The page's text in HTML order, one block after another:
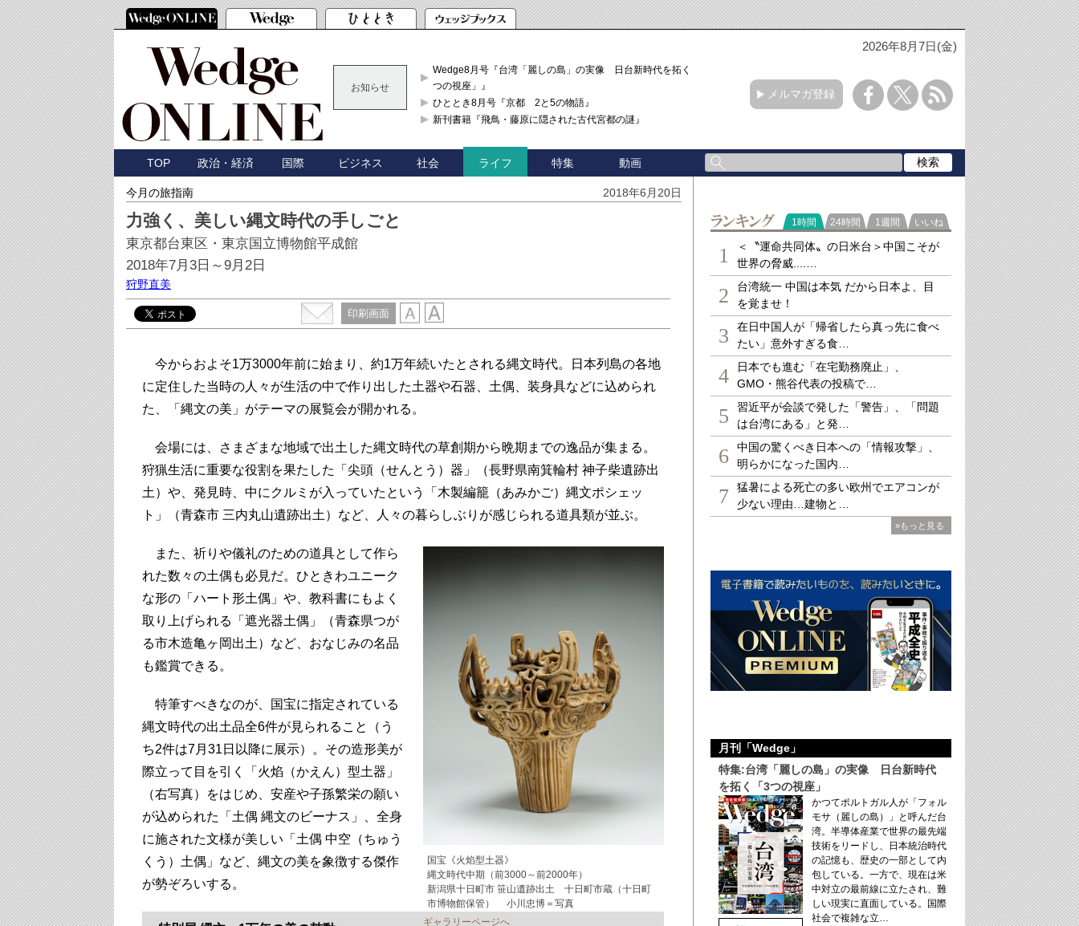
2026年8月7日(金)
お知らせ
Wedge8月号『台湾「麗しの島」の実像 日台新時代を拓く「3
つの視座」』
ひととき8月号『京都 2と5の物語』
新刊書籍『飛鳥・藤原に隠された古代宮都の謎』
メルマガ登録
TOP 政治・経済 国際 ビジネス 社会 ライフ 特集 動画
今月の旅指南 2018年6月20日
力強く、美しい縄文時代の手しごと
東京都台東区・東京国立博物館平成館
2018年7月3日～9月2日
狩野直美
印刷画面
今からおよそ1万3000年前に始まり、約1万年続いたとされる縄文時代。日本列島の各地
に定住した当時の人々が生活の中で作り出した土器や石器、土偶、装身具などに込められ
た、「縄文の美」がテーマの展覧会が開かれる。
会場には、さまざまな地域で出土した縄文時代の草創期から晩期までの逸品が集まる。
狩猟生活に重要な役割を果たした「尖頭（せんとう）器」（長野県南箕輪村 神子柴遺跡出
土）や、発見時、中にクルミが入っていたという「木製編籠（あみかご）縄文ポシェッ
ト」（青森市 三内丸山遺跡出土）など、人々の暮らしぶりが感じられる道具類が並ぶ。
国宝《火焰型土器》
縄文時代中期（前3000～前2000年）
新潟県十日町市 笹山遺跡出土 十日町市蔵（十日町
市博物館保管） 小川忠博＝写真
ギャラリーページへ
また、祈りや儀礼のための道具として作ら
れた数々の土偶も必見だ。ひときわユニーク
な形の「ハート形土偶」や、教科書にもよく
取り上げられる「遮光器土偶」（青森県つが
る市木造亀ヶ岡出土）など、おなじみの名品
も鑑賞できる。
特筆すべきなのが、国宝に指定されている
縄文時代の出土品全6件が見られること（う
ち2件は7月31日以降に展示）。その造形美が
際立って目を引く「火焰（かえん）型土器」
（右写真）をはじめ、安産や子孫繁栄の願い
が込められた「土偶 縄文のビーナス」、全身
に施された文様が美しい「土偶 中空（ちゅう
くう）土偶」など、縄文の美を象徴する傑作
が勢ぞろいする。
ランキング
1時間 24時間 1週間 いいね
1
＜〝運命共同体〟の日米台＞中国こそが
世界の脅威....…
2
台湾統一 中国は本気 だから日本よ、目
を覚ませ！
3
在日中国人が「帰省したら真っ先に食べ
たい」意外すぎる食…
4
日本でも進む「在宅勤務廃止」、
GMO・熊谷代表の投稿で…
5
習近平が会談で発した「警告」、「問題
は台湾にある」と発…
6
中国の驚くべき日本への「情報攻撃」、
明らかになった国内…
7
猛暑による死亡の多い欧州でエアコンが
少ない理由…建物と…
»もっと見る
月刊「Wedge」
特集:台湾「麗しの島」の実像 日台新時代
を拓く「3つの視座」
かつてポルトガル人が「フォル
モサ（麗しの島）」と呼んだ台
湾。半導体産業で世界の最先端
技術をリードし、日本統治時代
の記憶も、歴史の一部として内
包している。一方で、現在は米
中対立の最前線に立たされ、難
しい現実に直面している。国際
社会で複雑な立…